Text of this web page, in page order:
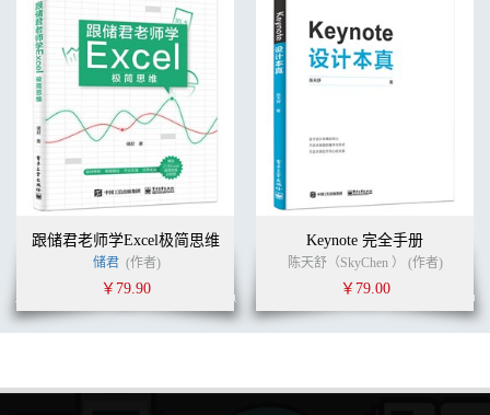
6.5.3 创建文件夹 / 172
6.6 数据建模：创建基础公式 / 173
6.7 数据建模：创建进阶公式 / 178
6.7.1 Tableau的判断函数 / 178
6.7.2 Tableau的表函数 / 180
6.7.3 LOD公式 / 181
6.7.4 Tableau 筛选顺序 / 185
第7章 Tableau建模进阶 / 188
7.1 销售分析 / 188
7.1.1 创建销售趋势柱形图（A1） / 188
7.1.2 创建销售金额与销售利润双轴图（A1） / 189
7.1.3 创建销售环比、同比表（A2） / 190
7.1.4 创建线上/线下销售金额占比、产品类销售金额占比饼图
（A3、A4） / 190
7.1.5 创建销售地图（A5） / 191
跟储君老师学Excel极简思维
储君 (作者)
￥79.90
Keynote 完全手册
陈天舒（SkyChen ） (作者)
￥79.00